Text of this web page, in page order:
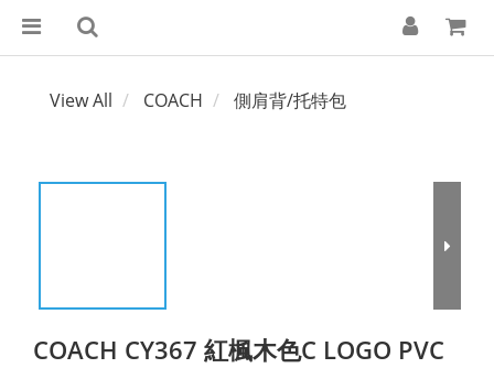
View All COACH 側肩背/托特包
COACH CY367 紅楓木色C LOGO PVC